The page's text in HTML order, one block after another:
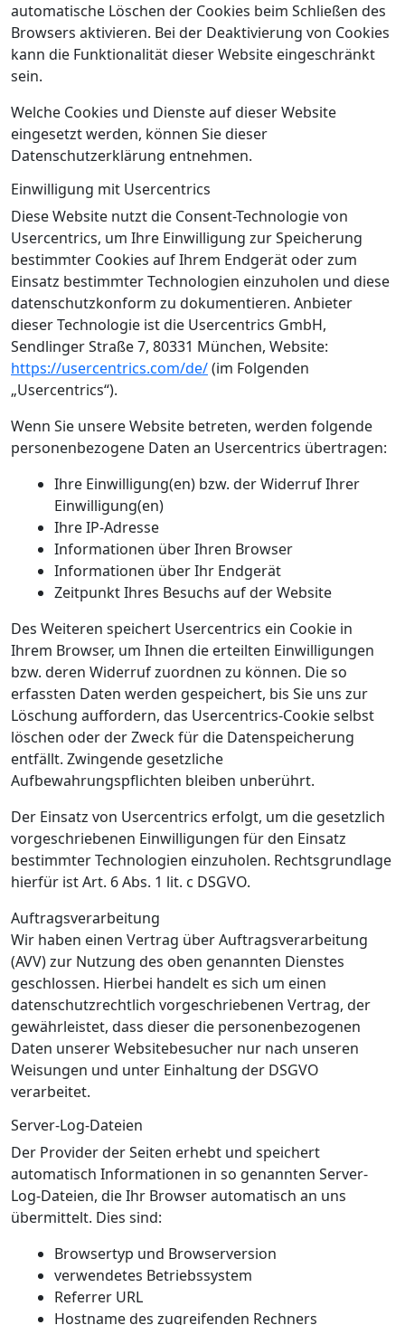
automatische Löschen der Cookies beim Schließen des
Browsers aktivieren. Bei der Deaktivierung von Cookies
kann die Funktionalität dieser Website eingeschränkt
sein.
Welche Cookies und Dienste auf dieser Website
eingesetzt werden, können Sie dieser
Datenschutzerklärung entnehmen.
Einwilligung mit Usercentrics
Diese Website nutzt die Consent-Technologie von
Usercentrics, um Ihre Einwilligung zur Speicherung
bestimmter Cookies auf Ihrem Endgerät oder zum
Einsatz bestimmter Technologien einzuholen und diese
datenschutzkonform zu dokumentieren. Anbieter
dieser Technologie ist die Usercentrics GmbH,
Sendlinger Straße 7, 80331 München, Website:
https://usercentrics.com/de/(im Folgenden
„Usercentrics“).
Wenn Sie unsere Website betreten, werden folgende
personenbezogene Daten an Usercentrics übertragen:
Ihre Einwilligung(en) bzw. der Widerruf Ihrer
Einwilligung(en)
Ihre IP-Adresse
Informationen über Ihren Browser
Informationen über Ihr Endgerät
Zeitpunkt Ihres Besuchs auf der Website
Des Weiteren speichert Usercentrics ein Cookie in
Ihrem Browser, um Ihnen die erteilten Einwilligungen
bzw. deren Widerruf zuordnen zu können. Die so
erfassten Daten werden gespeichert, bis Sie uns zur
Löschung auffordern, das Usercentrics-Cookie selbst
löschen oder der Zweck für die Datenspeicherung
entfällt. Zwingende gesetzliche
Aufbewahrungspflichten bleiben unberührt.
Der Einsatz von Usercentrics erfolgt, um die gesetzlich
vorgeschriebenen Einwilligungen für den Einsatz
bestimmter Technologien einzuholen. Rechtsgrundlage
hierfür ist Art. 6 Abs. 1 lit. c DSGVO.
Auftragsverarbeitung
Wir haben einen Vertrag über Auftragsverarbeitung
(AVV) zur Nutzung des oben genannten Dienstes
geschlossen. Hierbei handelt es sich um einen
datenschutzrechtlich vorgeschriebenen Vertrag, der
gewährleistet, dass dieser die personenbezogenen
Daten unserer Websitebesucher nur nach unseren
Weisungen und unter Einhaltung der DSGVO
verarbeitet.
Server-Log-Dateien
Der Provider der Seiten erhebt und speichert
automatisch Informationen in so genannten Server-
Log-Dateien, die Ihr Browser automatisch an uns
übermittelt. Dies sind:
Browsertyp und Browserversion
verwendetes Betriebssystem
Referrer URL
Hostname des zugreifenden Rechners